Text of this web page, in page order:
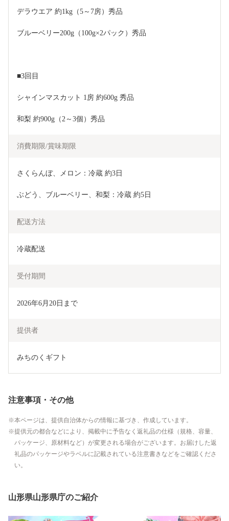
デラウエア 約1kg（5～7房）秀品
ブルーベリー200g（100g×2パック）秀品
■3回目
シャインマスカット 1房 約600g 秀品
和梨 約900g（2～3個）秀品
消費期限/賞味期限
さくらんぼ、メロン：冷蔵 約3日
ぶどう、ブルーベリー、和梨：冷蔵 約5日
配送方法
冷蔵配送
受付期間
2026年6月20日まで
提供者
みちのくギフト
注意事項・その他
本ページは、提供自治体からの情報に基づき、作成しています。
提供元の都合などにより、掲載中に予告なく返礼品の仕様（規格、容量、
パッケージ、原材料など）が変更される場合がございます。お届けした返
礼品のパッケージやラベルに記載されている注意書きなどをご確認くださ
い。
山形県山形県庁のご紹介